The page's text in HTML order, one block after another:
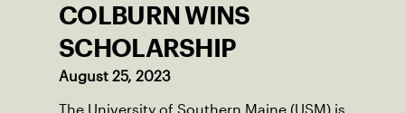
COLBURN WINS
SCHOLARSHIP
August 25, 2023
The University of Southern Maine (USM) is